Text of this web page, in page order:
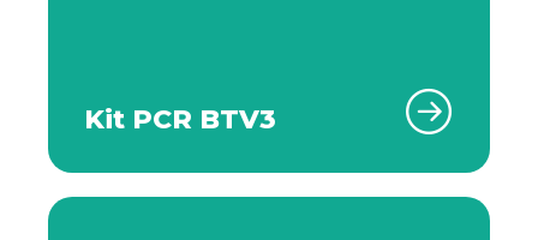
Kit PCR BTV3